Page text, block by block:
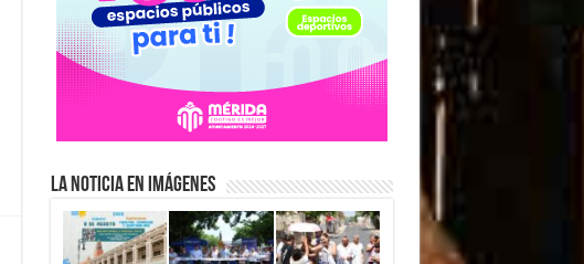
La Noticia en Imágenes